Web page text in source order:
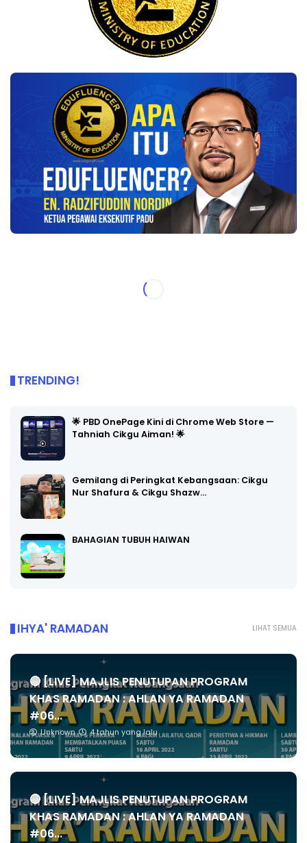
TRENDING!
🌟 PBD OnePage Kini di Chrome Web Store —
Tahniah Cikgu Aiman! 🌟
Gemilang di Peringkat Kebangsaan: Cikgu
Nur Shafura & Cikgu Shazw…
BAHAGIAN TUBUH HAIWAN
LIHAT SEMUA
IHYA' RAMADAN
🔴 [LIVE] MAJLIS PENUTUPAN PROGRAM
KHAS RAMADAN : AHLAN YA RAMADAN
#06...
Unknown 4 tahun yang lalu
🔴 [LIVE] MAJLIS PENUTUPAN PROGRAM
KHAS RAMADAN : AHLAN YA RAMADAN
#06...